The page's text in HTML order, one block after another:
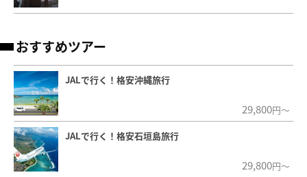
おすすめツアー
JALで行く！格安沖縄旅行
29,800円～
JALで行く！格安石垣島旅行
29,800円～